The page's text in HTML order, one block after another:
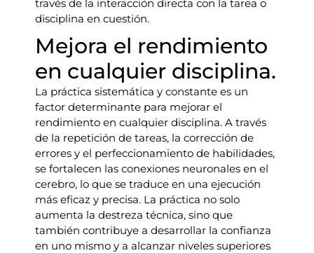
través de la interacción directa con la tarea o
disciplina en cuestión.
Mejora el rendimiento
en cualquier disciplina.
La práctica sistemática y constante es un
factor determinante para mejorar el
rendimiento en cualquier disciplina. A través
de la repetición de tareas, la corrección de
errores y el perfeccionamiento de habilidades,
se fortalecen las conexiones neuronales en el
cerebro, lo que se traduce en una ejecución
más eficaz y precisa. La práctica no solo
aumenta la destreza técnica, sino que
también contribuye a desarrollar la confianza
en uno mismo y a alcanzar niveles superiores